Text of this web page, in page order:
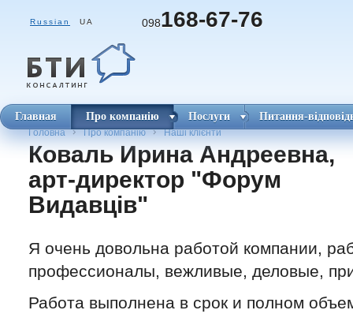
Russian UA 098168-67-76
Главная Про компанію Послуги Питання-
Головна Про компанію Наші клієнти
Коваль Ирина Андреевна,
арт-директор "Форум
Видавців"
Я очень довольна работой компании,
профессионалы, вежливые, деловые,
Работа выполнена в срок и полном